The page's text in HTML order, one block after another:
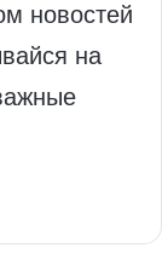
новостей
на